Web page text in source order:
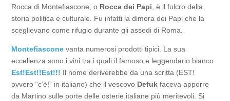
Rocca di Montefiascone, o Rocca dei Papi, è il fulcro della
storia politica e culturale. Fu infatti la dimora dei Papi che la
sceglievano come rifugio durante gli assedi di Roma.
Montefiascone vanta numerosi prodotti tipici. La sua
eccellenza sono i vini tra i quali il famoso e leggendario bianco
Est!Est!!Est!!! Il nome deriverebbe da una scritta (EST!
ovvero “c’è!” in italiano) che il vescovo Defuk faceva apporre
da Martino sulle porte delle osterie italiane più meritevoli. Si